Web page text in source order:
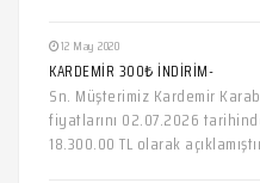
12 May 2020
KARDEMİR 300₺ İNDİRİM-
Sn. Müşterimiz Kardemir
fiyatlarını 02.07.2026
18.300.00 TL olarak